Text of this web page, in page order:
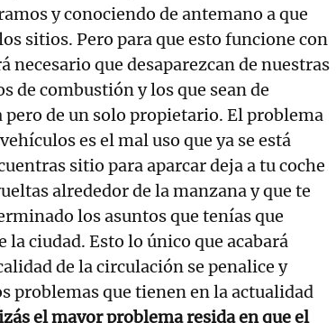
y conociendo de antemano a que
sitios. Pero para que esto funcione con
necesario que desaparezcan de nuestras
de combustión y los que sean de
de un solo propietario. El problema
es el mal uso que ya se está
sitio para aparcar deja a tu coche
alrededor de la manzana y que te
los asuntos que tenías que
la ciudad. Esto lo único que acabará
de la circulación se penalice y
problemas que tienen en la actualidad
el mayor problema resida en que el